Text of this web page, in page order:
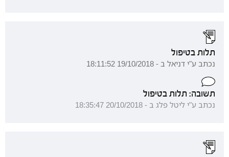
תלות בטיפול
נכתב ע"י דניאל ב - 19/10/2018 18:11:52
תשובה: תלות בטיפול
נכתב ע"י ליטל פלג ב - 20/10/2018 18:35:47